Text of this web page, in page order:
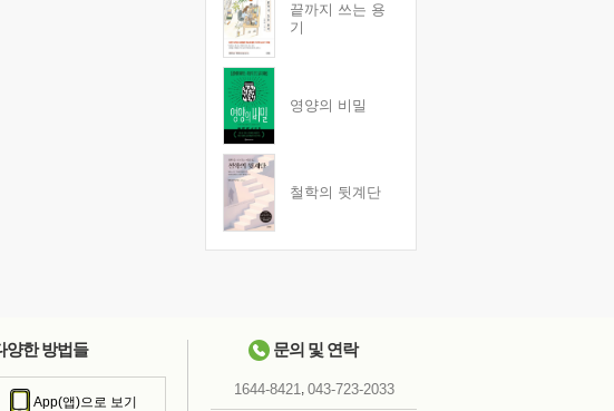
끝까지 쓰는 용
기
영양의 비밀
철학의 뒷계단
양한 방법들
App(앱)으로 보기
문의 및 연락
1644-8421, 043-723-2033